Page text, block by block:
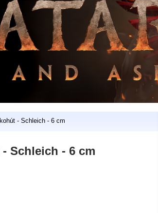
- Schleich - 6 cm
Schleich - 6 cm